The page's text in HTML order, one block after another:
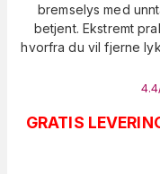
bremselys med
betjent. Ekstremt
hvorfra du vil fjerne
4.4
GRATIS